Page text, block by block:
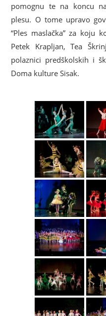
pomognu te na koncu
plesu. O tome upravo
“Ples maslačka” za koju
Petek Krapljan, Tea
polaznici predškolskih i
Doma kulture Sisak.